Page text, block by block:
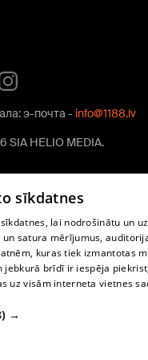
э-почта - info@1188.lv
HELIO MEDIA.
sīkdatnes
lai nodrošinātu un
satura mērījumus,
kuras tiek izmantotas
brīdī ir iespēja
uz visām interneta vietnes
→